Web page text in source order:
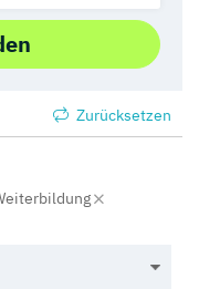
Zurücksetzen